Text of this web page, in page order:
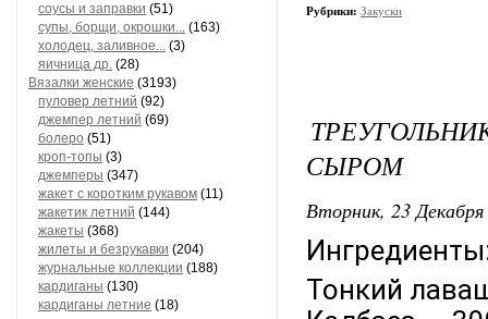
соусы и заправки (51)
супы, борщи, окрошки... (163)
холодец, заливное... (3)
яичница др. (28)
Вязалки женские (3193)
пуловер летний (92)
джемпер летний (69)
болеро (51)
кроп-топы (3)
джемперы (347)
жакет с коротким рукавом (11)
жакетик летний (144)
жакеты (368)
жилеты и безрукавки (204)
журнальные коллекции (188)
кардиганы (130)
кардиганы летние (18)
Рубрики: Закуски
СЫРОМ
Вторник, 23
Тонкий